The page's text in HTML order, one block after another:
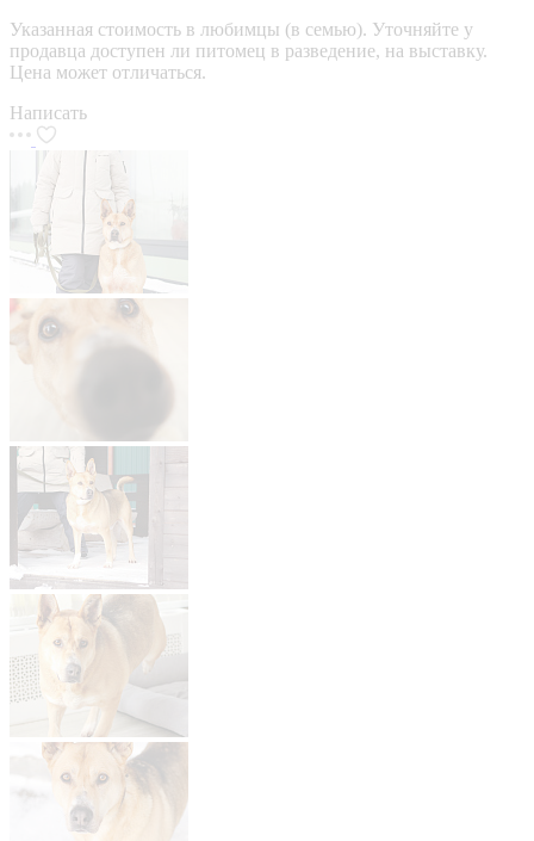
Указанная стоимость в любимцы (в семью). Уточняйте у
продавца доступен ли питомец в разведение, на выставку.
Цена может отличаться.
Написать